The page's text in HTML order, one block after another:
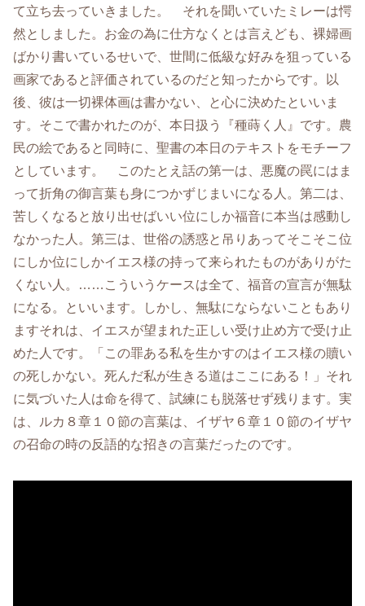
て立ち去っていきました。 それを聞いていたミレーは愕
然としました。お金の為に仕方なくとは言えども、裸婦画
ばかり書いているせいで、世間に低級な好みを狙っている
画家であると評価されているのだと知ったからです。以
後、彼は一切裸体画は書かない、と心に決めたといいま
す。そこで書かれたのが、本日扱う『種蒔く人』です。農
民の絵であると同時に、聖書の本日のテキストをモチーフ
としています。 このたとえ話の第一は、悪魔の罠にはま
って折角の御言葉も身につかずじまいになる人。第二は、
苦しくなると放り出せばいい位にしか福音に本当は感動し
なかった人。第三は、世俗の誘惑と吊りあってそこそこ位
にしか位にしかイエス様の持って来られたものがありがた
くない人。……こういうケースは全て、福音の宣言が無駄
になる。といいます。しかし、無駄にならないこともあり
ますそれは、イエスが望まれた正しい受け止め方で受け止
めた人です。「この罪ある私を生かすのはイエス様の贖い
の死しかない。死んだ私が生きる道はここにある！」それ
に気づいた人は命を得て、試練にも脱落せず残ります。実
は、ルカ８章１０節の言葉は、イザヤ６章１０節のイザヤ
の召命の時の反語的な招きの言葉だったのです。